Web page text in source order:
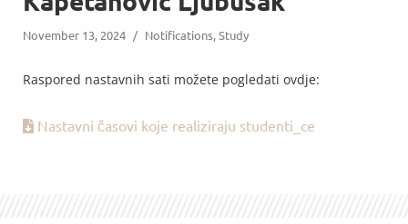
November 13, 2024 / Notifications,Study
Raspored nastavnih sati možete pogledati ovdje:
Nastavni časovi koje realiziraju studenti_ce